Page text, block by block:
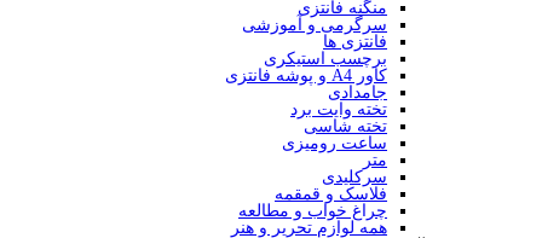
منگنه فانتزی
سرگرمی و آموزشی
فانتزی ها
برچسب استیکری
کاور A4 و پوشه فانتزی
جامدادی
تخته وایت برد
تخته شاسی
ساعت رومیزی
متر
سرکلیدی
فلاسک و قمقمه
چراغ خواب و مطالعه
همه لوازم تحریر و هنر